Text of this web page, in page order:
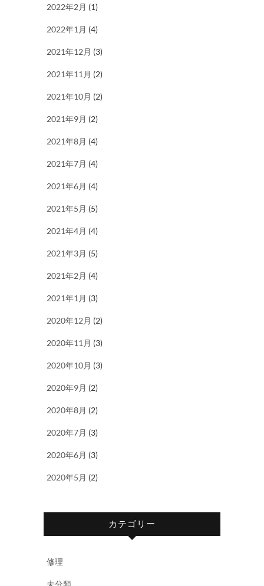
2022年2月 (1)
2022年1月 (4)
2021年12月 (3)
2021年11月 (2)
2021年10月 (2)
2021年9月 (2)
2021年8月 (4)
2021年7月 (4)
2021年6月 (4)
2021年5月 (5)
2021年4月 (4)
2021年3月 (5)
2021年2月 (4)
2021年1月 (3)
2020年12月 (2)
2020年11月 (3)
2020年10月 (3)
2020年9月 (2)
2020年8月 (2)
2020年7月 (3)
2020年6月 (3)
2020年5月 (2)
カテゴリー
修理
未分類